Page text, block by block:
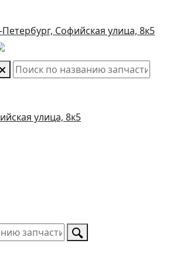
Петербург, Софийская улица, 8к5
улица, 8к5